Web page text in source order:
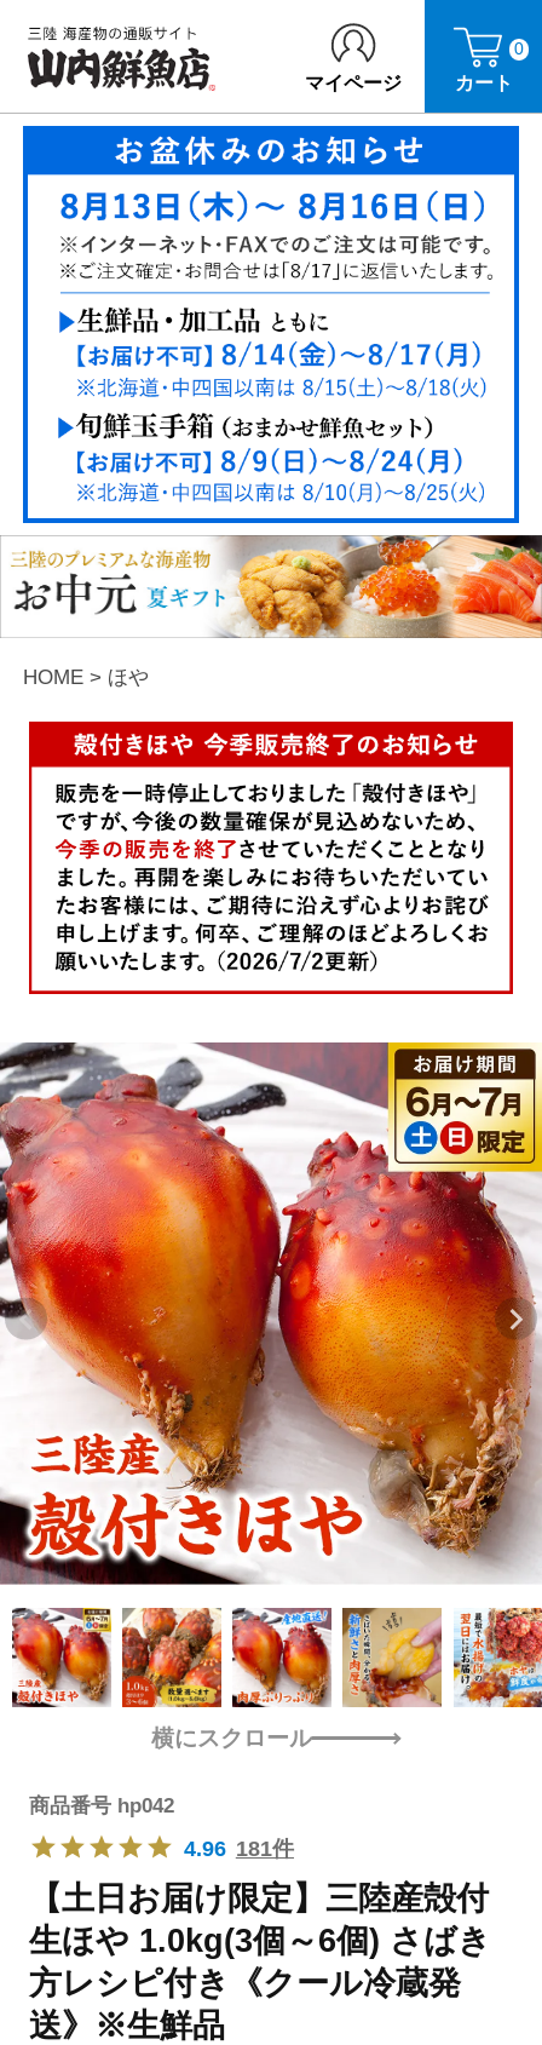
マイページ カート
0
HOME ほや
Previous
横にスクロール
商品番号 hp042
4.96 181件
【土日お届け限定】三陸産殻付
生ほや 1.0kg(3個～6個) さばき
方レシピ付き《クール冷蔵発
送》※生鮮品